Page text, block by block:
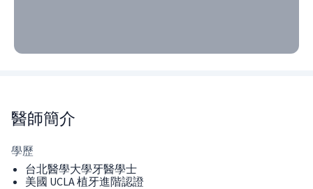
醫師簡介
學歷
台北醫學大學牙醫學士
美國 UCLA 植牙進階認證